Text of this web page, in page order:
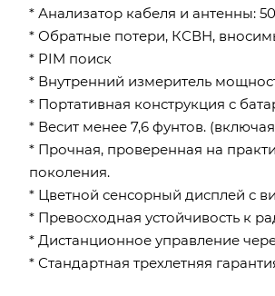
* Анализатор кабеля и антенны:
* Обратные потери, КСВН,
* PIM поиск
* Внутренний измеритель
* Портативная конструкция с
* Весит менее 7,6 фунтов.
* Прочная, проверенная на
поколения.
* Цветной сенсорный дисплей с
* Превосходная устойчивость к
* Дистанционное управление
* Стандартная трехлетняя